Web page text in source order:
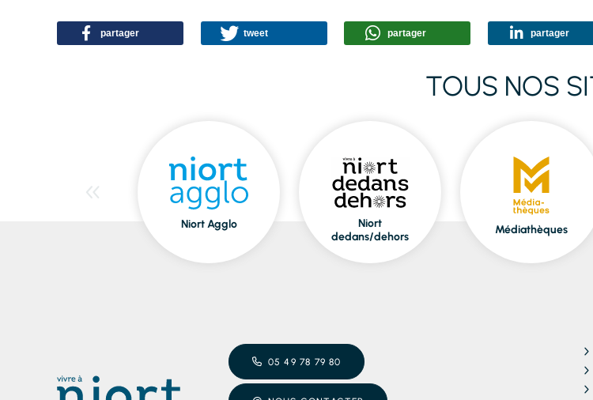
partager tweet partager partager
TOUS NOS
Niort Agglo
Niort
dedans/dehors
Médiathèques
05 49 78 79 80